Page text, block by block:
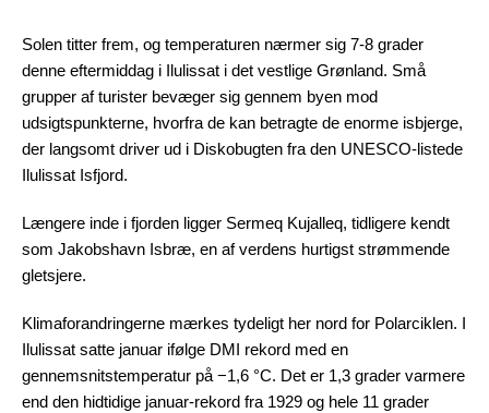
Solen titter frem, og temperaturen nærmer sig 7-8 grader
denne eftermiddag i Ilulissat i det vestlige Grønland. Små
grupper af turister bevæger sig gennem byen mod
udsigtspunkterne, hvorfra de kan betragte de enorme isbjerge,
der langsomt driver ud i Diskobugten fra den UNESCO-listede
Ilulissat Isfjord.
Længere inde i fjorden ligger Sermeq Kujalleq, tidligere kendt
som Jakobshavn Isbræ, en af verdens hurtigst strømmende
gletsjere.
Klimaforandringerne mærkes tydeligt her nord for Polarciklen. I
Ilulissat satte januar ifølge DMI rekord med en
gennemsnitstemperatur på −1,6 °C. Det er 1,3 grader varmere
end den hidtidige januar-rekord fra 1929 og hele 11 grader